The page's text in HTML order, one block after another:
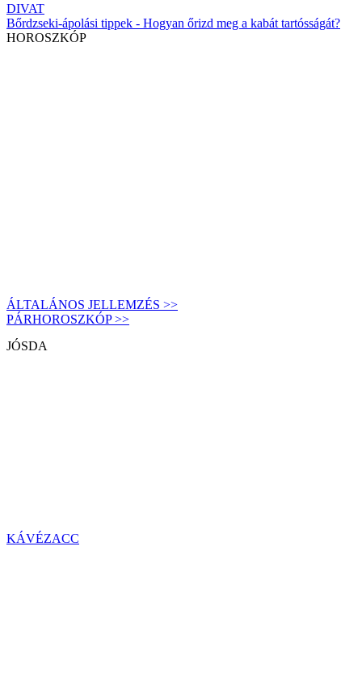
DIVAT
Bőrdzseki-ápolási tippek - Hogyan őrizd meg a kabát tartósságát?
HOROSZKÓP
ÁLTALÁNOS JELLEMZÉS >>
PÁRHOROSZKÓP >>
JÓSDA
KÁVÉZACC